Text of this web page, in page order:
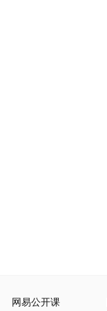
网易公开课